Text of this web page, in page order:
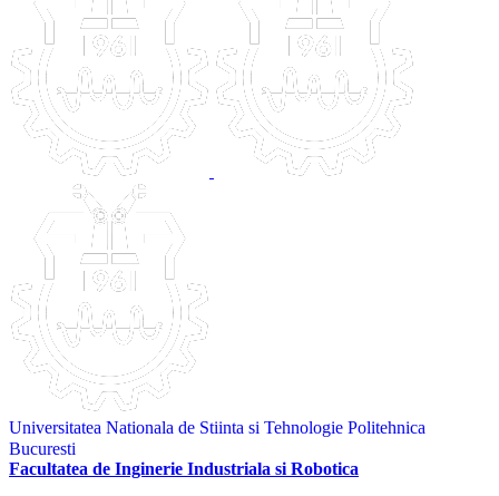
Universitatea Nationala de Stiinta si Tehnologie Politehnica
Bucuresti
Facultatea de Inginerie Industriala si Robotica